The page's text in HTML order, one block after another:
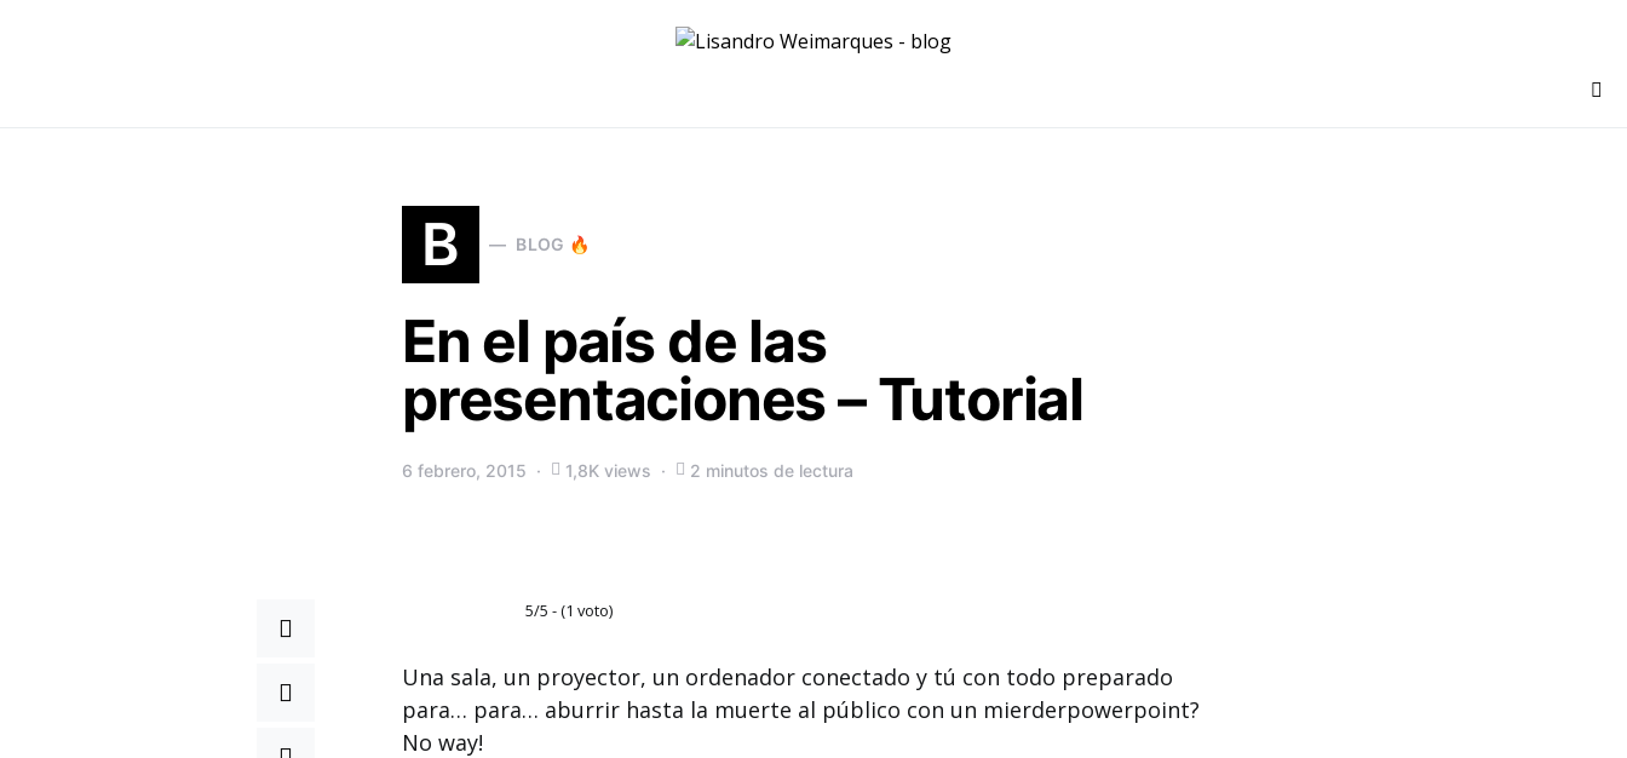
B BLOG 🔥
En el país de las
presentaciones – Tutorial
6 febrero, 2015 1,8K views 2 minutos de lectura
5/5 - (1 voto)
Una sala, un proyector, un ordenador conectado y tú con todo preparado
para… para… aburrir hasta la muerte al público con un mierderpowerpoint?
No way!